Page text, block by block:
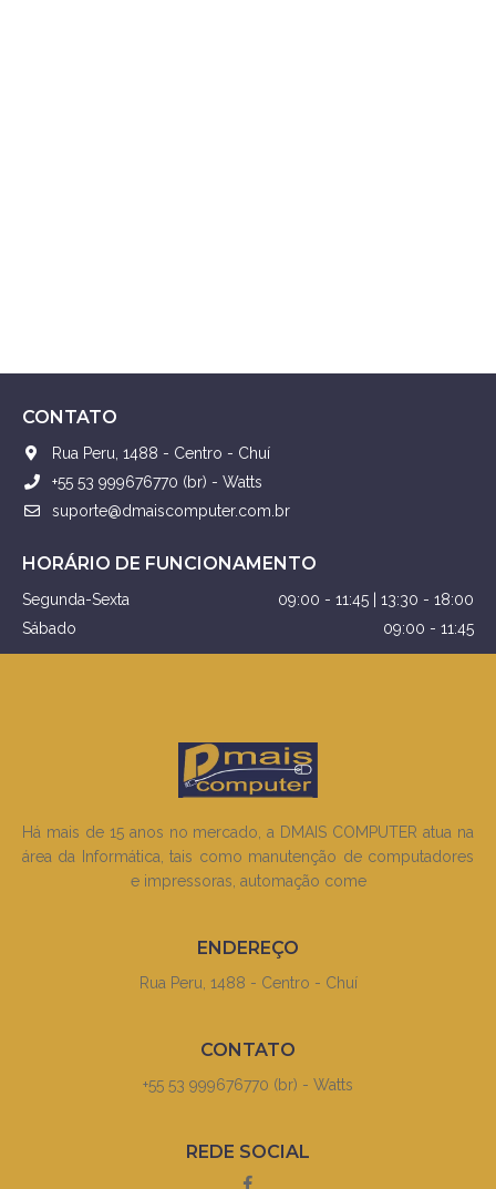
CONTATO
Rua Peru, 1488 - Centro - Chuí
+55 53 999676770 (br) - Watts
suporte@dmaiscomputer.com.br
HORÁRIO DE FUNCIONAMENTO
Segunda-Sexta
09:00 - 11:45 | 13:30 - 18:00
Sábado
09:00 - 11:45
Há mais de 15 anos no mercado, a DMAIS COMPUTER atua na
área da Informática, tais como manutenção de computadores
e impressoras, automação come
ENDEREÇO
Rua Peru, 1488 - Centro - Chuí
CONTATO
+55 53 999676770 (br) - Watts
REDE SOCIAL